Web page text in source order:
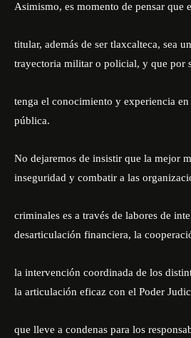
Asimismo, es momento de pensar que
titular, además de ser tlaxcalteca, sea
trayectoria militar o policial, y que por
tenga el conocimiento y experiencia en
pública.
No dejaremos de insistir que la mejor
inseguridad y combatir a las
criminales es a través de labores de
desarticulación financiera, la
la intervención coordinada de los
la articulación eficaz con el Poder
que lleve a condenas para los